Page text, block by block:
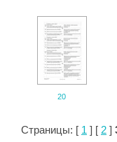
20
Страницы: [ 1 ] [ 2 ]